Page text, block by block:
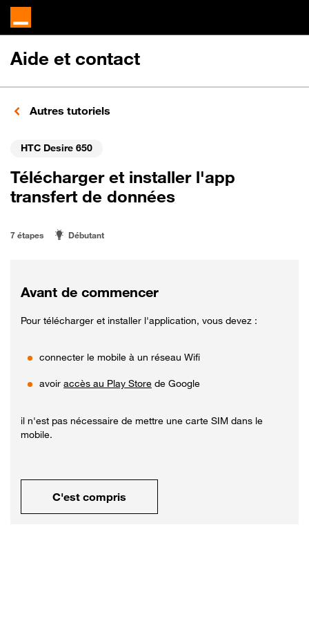
Aide et contact
Autres tutoriels
HTC Desire 650
Télécharger et installer l'app
transfert de données
7 étapes Débutant
Avant de commencer
Pour télécharger et installer l'application, vous devez :
connecter le mobile à un réseau Wifi
avoir accès au Play Store de Google
il n'est pas nécessaire de mettre une carte SIM dans le
mobile.
C'est compris